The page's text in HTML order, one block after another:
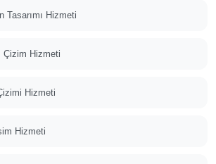
Tasarımı Hizmeti
Çizim Hizmeti
Hizmeti
Hizmeti